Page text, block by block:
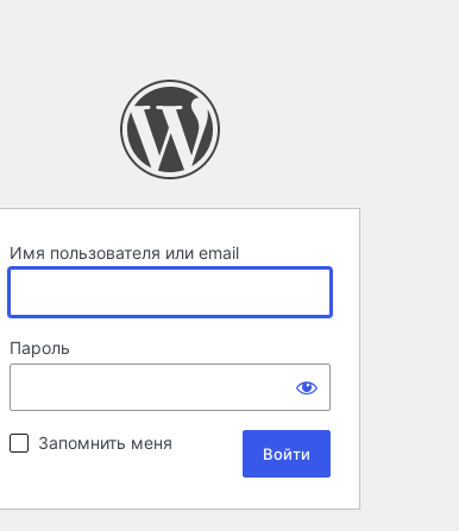
Имя пользователя или email
Пароль
Запомнить меня